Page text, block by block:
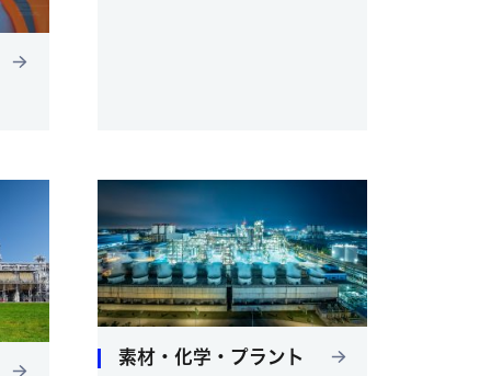
素材・化学・プラント